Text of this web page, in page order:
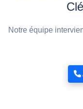
Notre équipe